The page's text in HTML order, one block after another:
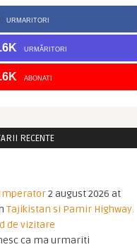
URMARITORI
URMĂRITORI
ABONATI
RECENTE
2 august 2026 at
Tajikistan si Pamir Highway.
de vizitare
ca ma urmariti